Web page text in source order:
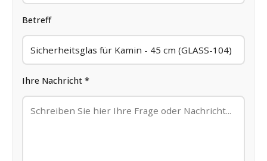
Betreff
Ihre Nachricht *